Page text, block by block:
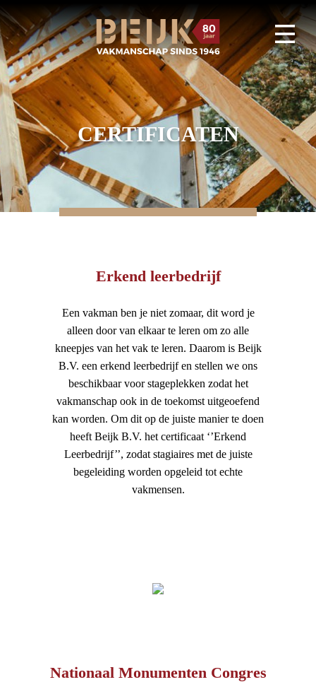
CERTIFICATEN
Erkend leerbedrijf
Een vakman ben je niet zomaar, dit word je
alleen door van elkaar te leren om zo alle
kneepjes van het vak te leren. Daarom is Beijk
B.V. een erkend leerbedrijf en stellen we ons
beschikbaar voor stageplekken zodat het
vakmanschap ook in de toekomst uitgeoefend
kan worden. Om dit op de juiste manier te doen
heeft Beijk B.V. het certificaat ‘’Erkend
Leerbedrijf’’, zodat stagiaires met de juiste
begeleiding worden opgeleid tot echte
vakmensen.
Nationaal Monumenten Congres